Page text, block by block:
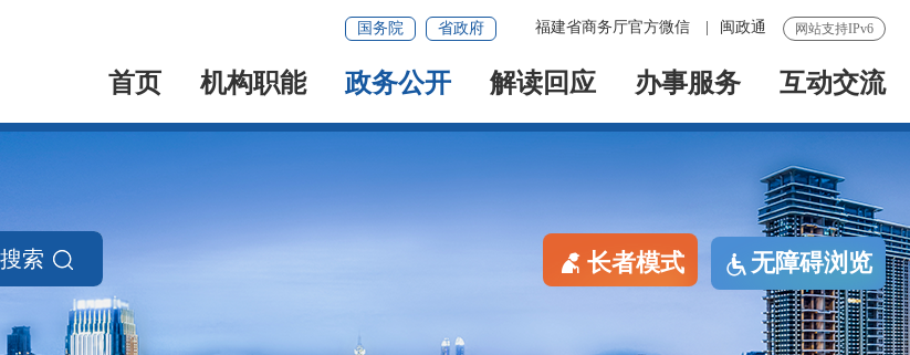
网站支持IPv6
福建省商务厅官方微信 闽政通
国务院 省政府
首页 机构职能 政务公开 解读回应 办事服务 互动交流
搜索 长者模式 无障碍浏览